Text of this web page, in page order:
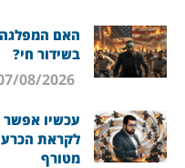
האם
בשידור חי?
עכשיו אפשר
לקראת
מטורף